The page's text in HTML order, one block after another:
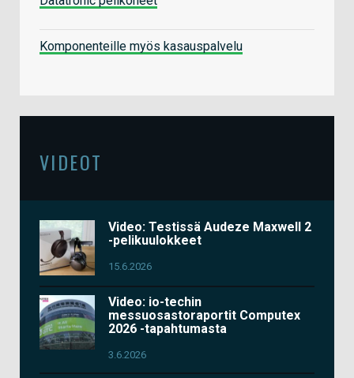
Komponenteille myös kasauspalvelu
VIDEOT
Video: Testissä Audeze Maxwell 2
-pelikuulokkeet
15.6.2026
Video: io-techin
messuosastoraportit Computex
2026 -tapahtumasta
3.6.2026